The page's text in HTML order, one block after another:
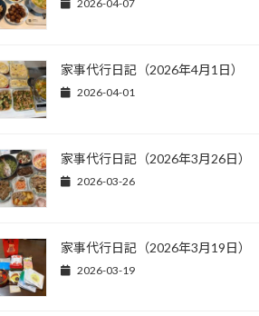
2026-04-07
家事代行日記（2026年4月1日）
2026-04-01
家事代行日記（2026年3月26日）
2026-03-26
家事代行日記（2026年3月19日）
2026-03-19